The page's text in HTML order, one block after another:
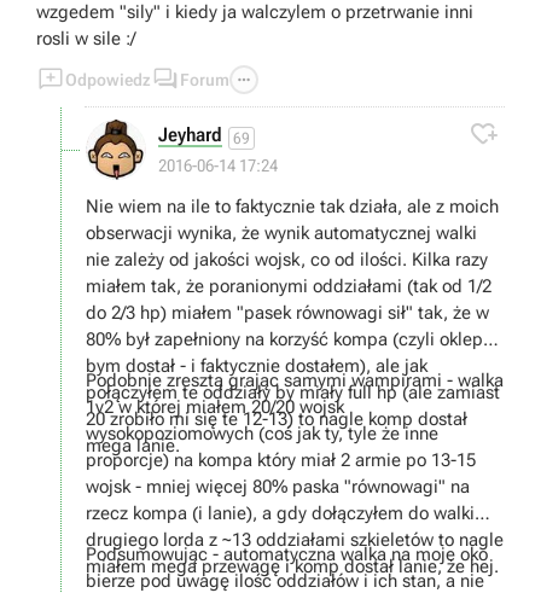
wzgedem "sily" i kiedy ja walczylem o przetrwanie inni
rosli w sile :/
Odpowiedz  Forum 
Jeyhard 69
2016-06-14 17:24

Nie wiem na ile to faktycznie tak działa, ale z moich
obserwacji wynika, że wynik automatycznej walki
nie zależy od jakości wojsk, co od ilości. Kilka razy
miałem tak, że poranionymi oddziałami (tak od 1/2
do 2/3 hp) miałem "pasek równowagi sił" tak, że w
80% był zapełniony na korzyść kompa (czyli oklep
bym dostał - i faktycznie dostałem), ale jak
połączyłem te oddziały by miały full hp (ale zamiast
20 zrobiło mi się te 12-13) to nagle komp dostał
mega lanie.
Podobnie zresztą grając samymi wampirami - walka
1v2 w której miałem 20/20 wojsk
wysokopoziomowych (coś jak ty, tyle że inne
proporcje) na kompa który miał 2 armie po 13-15
wojsk - mniej więcej 80% paska "równowagi" na
rzecz kompa (i lanie), a gdy dołączyłem do walki
drugiego lorda z ~13 oddziałami szkieletów to nagle
miałem mega przewagę i komp dostał lanie, że hej.
Podsumowując - automatyczna walka na moje oko
bierze pod uwagę ilość oddziałów i ich stan, a nie